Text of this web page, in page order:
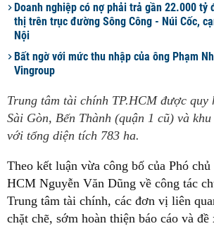
Doanh nghiệp có nợ phải trả gần 22.000 tỷ
thị trên trục đường Sông Công - Núi Cốc,
Nội
Bất ngờ với mức thu nhập của ông Phạm
Vingroup
Trung tâm tài chính TP.HCM được quy
Sài Gòn, Bến Thành (quận 1 cũ) và
với tổng diện tích 783 ha.
Theo kết luận vừa công bố của Phó
HCM Nguyễn Văn Dũng về công tác
Trung tâm tài chính, các đơn vị liên
chặt chẽ, sớm hoàn thiện báo cáo và